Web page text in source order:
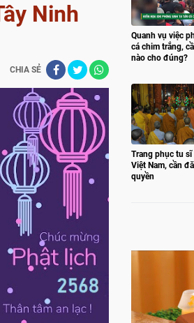
Ninh
CHIA SẺ
Quanh vụ việc
cá chim trắng,
nào cho đúng?
Trang phục tu sĩ
Việt Nam, cần
quyền